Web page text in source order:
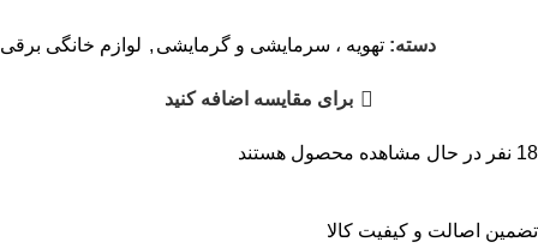
دسته: تهویه ، سرمایشی و گرمایشی , لوازم خانگی برقی
برای مقایسه اضافه کنید
18 نفر در حال مشاهده محصول هستند
تضمین اصالت و کیفیت کالا